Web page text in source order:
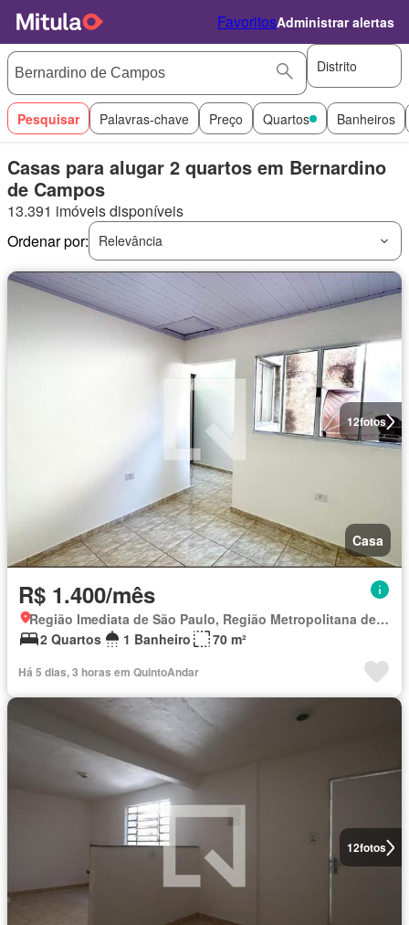
FavoritosAdministrar alertas
Distrito
Pesquisar Palavras-chave Preço Quartos Banheiros
Casas para alugar 2 quartos em Bernardino
de Campos
13.391 imóveis disponíveis
Ordenar por:
Relevância
12fotos
Casa
R$ 1.400/mês
Região Imediata de São Paulo, Região Metropolitana de São Paulo
2 Quartos
1 Banheiro 70 m²
Há 5 dias, 3 horas em QuintoAndar
12fotos